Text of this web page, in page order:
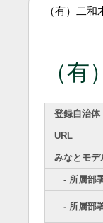
（有）二和
（
登録自治体
URL
みなとモデ
- 所属部
- 所属部